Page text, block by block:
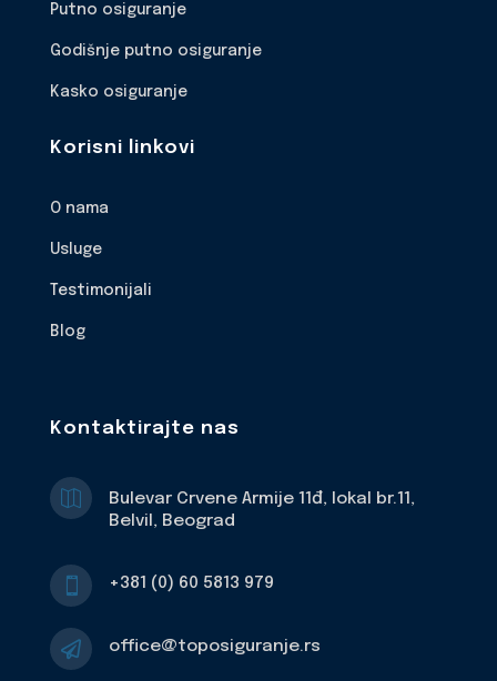
Putno osiguranje
Godišnje putno osiguranje
Kasko osiguranje
Korisni linkovi
O nama
Usluge
Testimonijali
Blog
Kontaktirajte nas

Bulevar Crvene Armije 11đ, lokal br.11,
Belvil, Beograd
 +381 (0) 60 5813 979
 office@toposiguranje.rs